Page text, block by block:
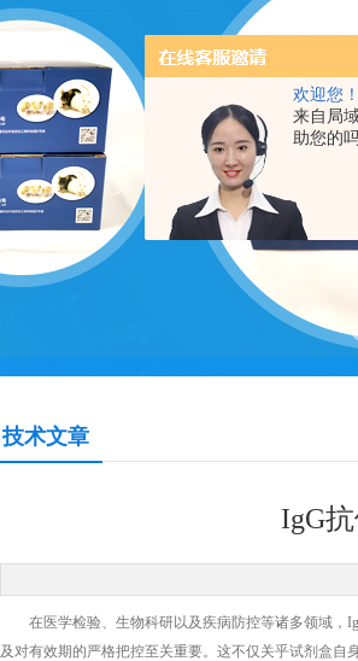
欢迎您！
来自局
助您的
技术文章
IgG
在医学检验、生物科研以及疾病防控等诸多领域，
及对有效期的严格把控至关重要。这不仅关乎试剂盒自